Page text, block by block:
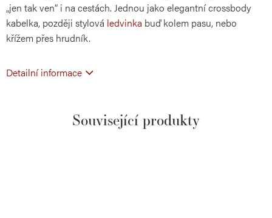
„jen tak ven“ i na cestách. Jednou jako elegantní crossbody
kabelka, později stylová ledvinka buď kolem pasu, nebo
křížem přes hrudník.
Detailní informace
Související produkty